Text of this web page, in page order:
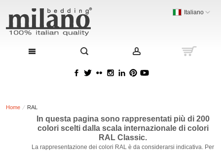
Italiano
Home RAL
In questa pagina sono rappresentati più di 200
colori scelti dalla scala internazionale di colori
RAL Classic.
La rappresentazione dei colori RAL è da considerarsi indicativa. Per